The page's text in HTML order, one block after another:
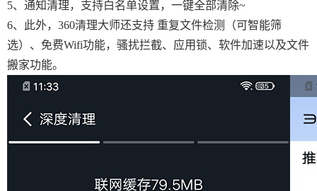
5、通知清理，支持白名单设置，一键全部清除~
6、此外，360清理大师还支持 重复文件检测（可智能筛
选）、免费Wifi功能，骚扰拦截、应用锁、软件加速以及文件
搬家功能。